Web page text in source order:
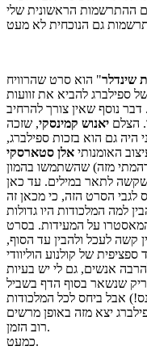
ההתרשמות הראשונית שלי
שינדלר" הוא סרט שהרוויח
ספילברג להביא את זוועות
נוסף שאין צורך להרחיב
הצלם יאנוש קמינסקי, שזכה
היה גם הוא בזכות ספילברג,
האומנותי אלן סטארסקי
מזה) שהשתמשו בהמון
שקשה לתאר במילים. עד כאן
לגבי הסרט הזה, כי מכאן זה
למה המלכודות היו גדולות
על המעידות. בסרט
קשה לעכל ולהבין עד הסוף,
של קולנוע הוליוודי
אנשים, גם לי יש בעיות
שנשאר בסוף הדף בשביל
אבל ביחס לכל המלכודות
רוב הזמן.
כמעט.